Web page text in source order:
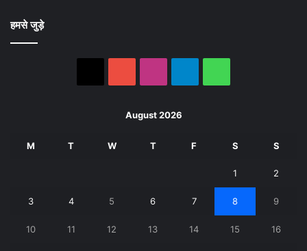
हमसे जुड़े
August 2026
M T W T F S S
1 2
3 4 5 6 7 8 9
10 11 12 13 14 15 16